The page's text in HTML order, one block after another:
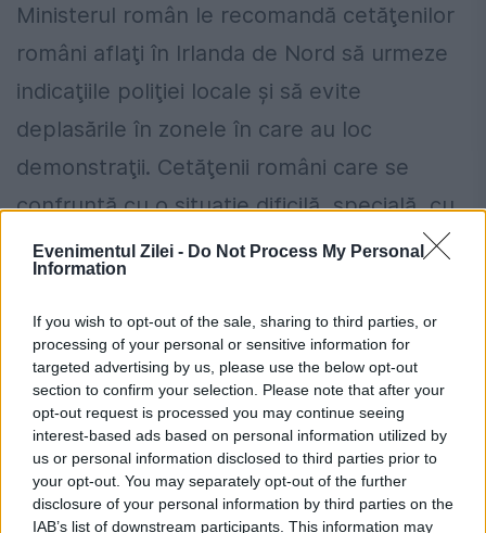
Evenimentul Zilei - Do Not Process My Personal
Information
If you wish to opt-out of the sale, sharing to third parties, or
processing of your personal or sensitive information for
targeted advertising by us, please use the below opt-out
section to confirm your selection. Please note that after your
opt-out request is processed you may continue seeing
interest-based ads based on personal information utilized by
us or personal information disclosed to third parties prior to
your opt-out. You may separately opt-out of the further
disclosure of your personal information by third parties on the
IAB’s list of downstream participants. This information may
Ministerul român le recomandă cetăţenilor
români aflaţi în Irlanda de Nord să urmeze
indicaţiile poliţiei locale şi să evite
deplasările în zonele în care au loc
demonstraţii. Cetăţenii români care se
confruntă cu o situaţie dificilă, specială, cu
un caracter de urgenţă au la dispoziţie
telefonul de urgenţă al Consulatului
General al României la Edinburgh: +44 (0)
7951 858 445.
Plată impusă prin lege pentru românii
care stau la bloc. Aceste sume devin
obligații pentru proprietari